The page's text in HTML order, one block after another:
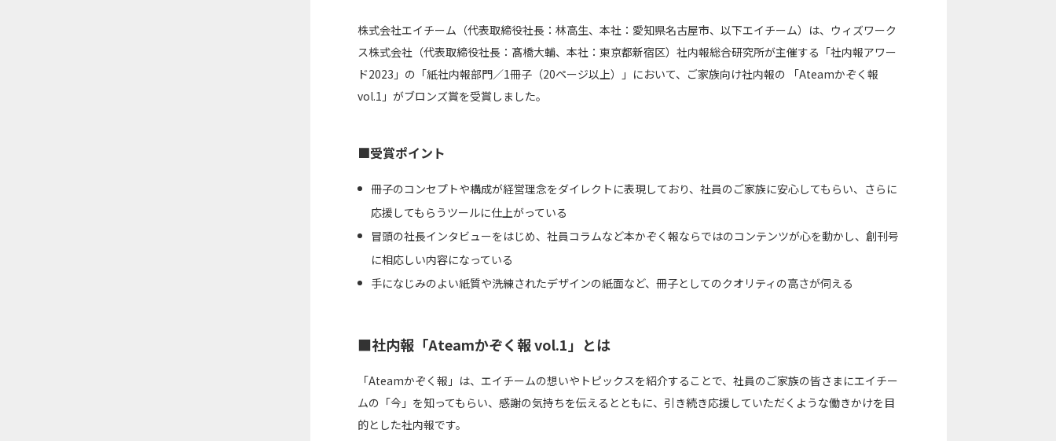
株式会社エイチーム（代表取締役社長：林高生、本社：愛知県名古屋市、以下エイチーム）は、ウィズワーク
ス株式会社（代表取締役社長：髙橋大輔、本社：東京都新宿区）社内報総合研究所が主催する「社内報アワー
ド2023」の「紙社内報部門／1冊子（20ページ以上）」において、ご家族向け社内報の 「Ateamかぞく報
vol.1」がブロンズ賞を受賞しました。
■受賞ポイント
冊子のコンセプトや構成が経営理念をダイレクトに表現しており、社員のご家族に安心してもらい、さらに
応援してもらうツールに仕上がっている
冒頭の社長インタビューをはじめ、社員コラムなど本かぞく報ならではのコンテンツが心を動かし、創刊号
に相応しい内容になっている
手になじみのよい紙質や洗練されたデザインの紙面など、冊子としてのクオリティの高さが伺える
■社内報「Ateamかぞく報 vol.1」とは
「Ateamかぞく報」は、エイチームの想いやトピックスを紹介することで、社員のご家族の皆さまにエイチー
ムの「今」を知ってもらい、感謝の気持ちを伝えるとともに、引き続き応援していただくような働きかけを目
的とした社内報です。